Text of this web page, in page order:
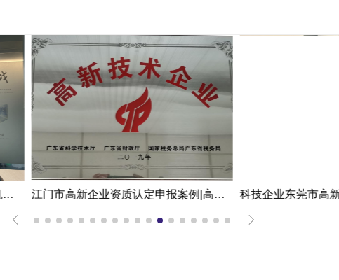
东莞高新技术企业认定案例：代理机构提供解惑措施 江门市高新企业资质认定申报案例|高新企业资质认定申报应对策略大揭秘